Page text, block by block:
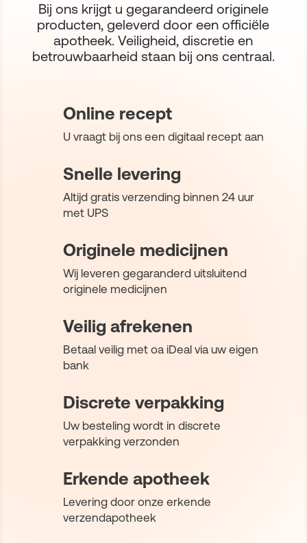
Bij ons krijgt u gegarandeerd originele
producten, geleverd door een officiële
apotheek. Veiligheid, discretie en
betrouwbaarheid staan bij ons centraal.
Online recept
U vraagt bij ons een digitaal recept aan
Snelle levering
Altijd gratis verzending binnen 24 uur
met UPS
Originele medicijnen
Wij leveren gegaranderd uitsluitend
originele medicijnen
Veilig afrekenen
Betaal veilig met oa iDeal via uw eigen
bank
Discrete verpakking
Uw besteling wordt in discrete
verpakking verzonden
Erkende apotheek
Levering door onze erkende
verzendapotheek